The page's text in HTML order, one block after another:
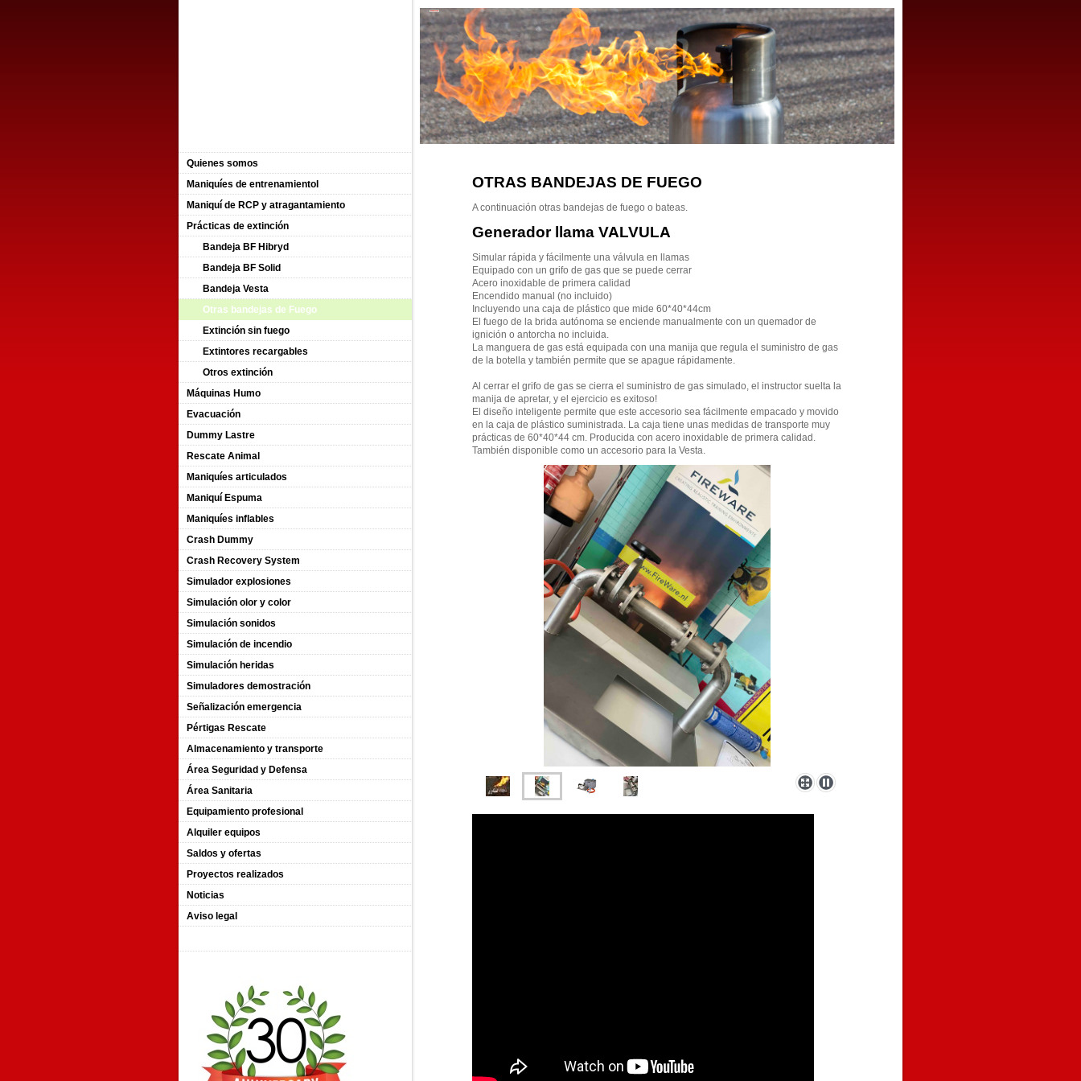
OTRAS BANDEJAS DE FUEGO
A continuación otras bandejas de fuego o bateas.
Generador llama VALVULA
Simular rápida y fácilmente una válvula en llamas
Equipado con un grifo de gas que se puede cerrar
Acero inoxidable de primera calidad
Encendido manual (no incluido)
Incluyendo una caja de plástico que mide 60*40*44cm
El fuego de la brida autónoma se enciende manualmente con un quemador de
ignición o antorcha no incluida.
La manguera de gas está equipada con una manija que regula el suministro de gas
de la botella y también permite que se apague rápidamente.
Al cerrar el grifo de gas se cierra el suministro de gas simulado, el instructor suelta la
manija de apretar, y el ejercicio es exitoso!
El diseño inteligente permite que este accesorio sea fácilmente empacado y movido
en la caja de plástico suministrada. La caja tiene unas medidas de transporte muy
prácticas de 60*40*44 cm. Producida con acero inoxidable de primera calidad.
También disponible como un accesorio para la Vesta.
Quienes somos
Maniquíes de entrenamientol
Maniquí de RCP y atragantamiento
Prácticas de extinción
Bandeja BF Hibryd
Bandeja BF Solid
Bandeja Vesta
Otras bandejas de Fuego
Extinción sin fuego
Extintores recargables
Otros extinción
Máquinas Humo
Evacuación
Dummy Lastre
Rescate Animal
Maniquíes articulados
Maniquí Espuma
Maniquíes inflables
Crash Dummy
Crash Recovery System
Simulador explosiones
Simulación olor y color
Simulación sonidos
Simulación de incendio
Simulación heridas
Simuladores demostración
Señalización emergencia
Pértigas Rescate
Almacenamiento y transporte
Área Seguridad y Defensa
Área Sanitaria
Equipamiento profesional
Alquiler equipos
Saldos y ofertas
Proyectos realizados
Noticias
Aviso legal